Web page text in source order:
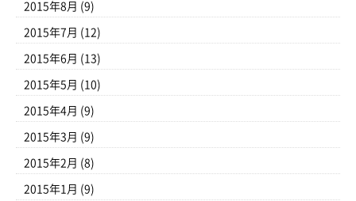
2015年8月 (9)
2015年7月 (12)
2015年6月 (13)
2015年5月 (10)
2015年4月 (9)
2015年3月 (9)
2015年2月 (8)
2015年1月 (9)